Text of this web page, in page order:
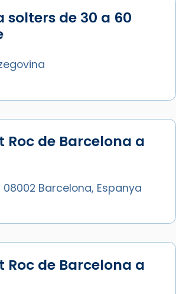
solters de 30 a 60
Roc de Barcelona a
Barcelona, Espanya
Roc de Barcelona a